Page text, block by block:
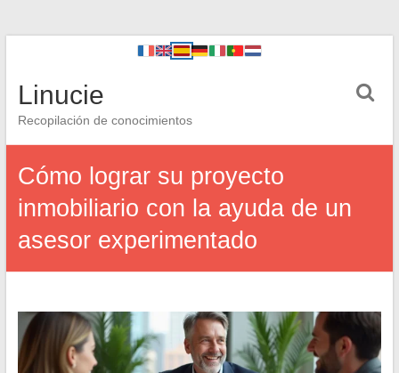
Linucie
Recopilación de conocimientos
Cómo lograr su proyecto
inmobiliario con la ayuda de un
asesor experimentado